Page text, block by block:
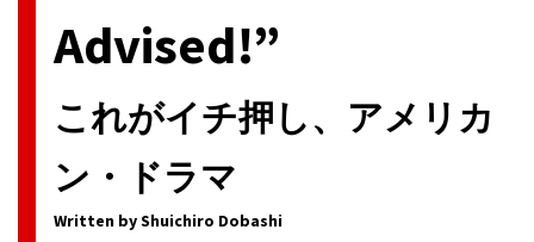
Advised!”
これがイチ押し、アメリカ
ン・ドラマ
Written by Shuichiro Dobashi